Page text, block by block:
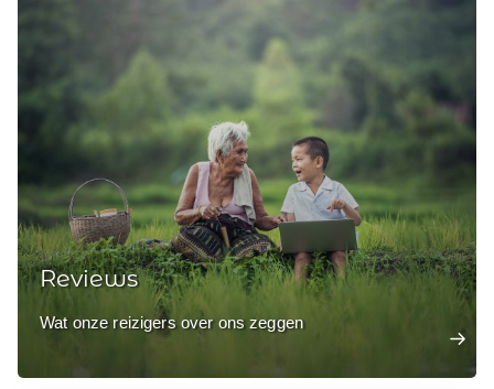
Reviews
Wat onze reizigers over ons zeggen